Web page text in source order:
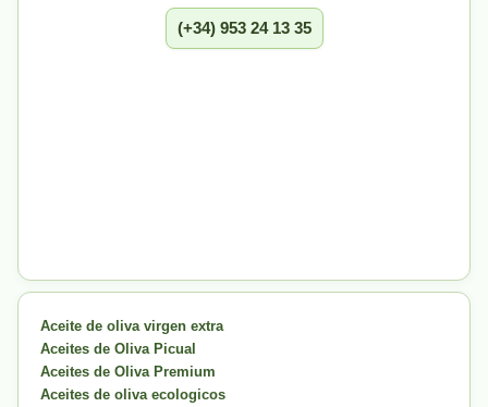
(+34) 953 24 13 35
Aceite de oliva virgen extra
Aceites de Oliva Picual
Aceites de Oliva Premium
Aceites de oliva ecologicos